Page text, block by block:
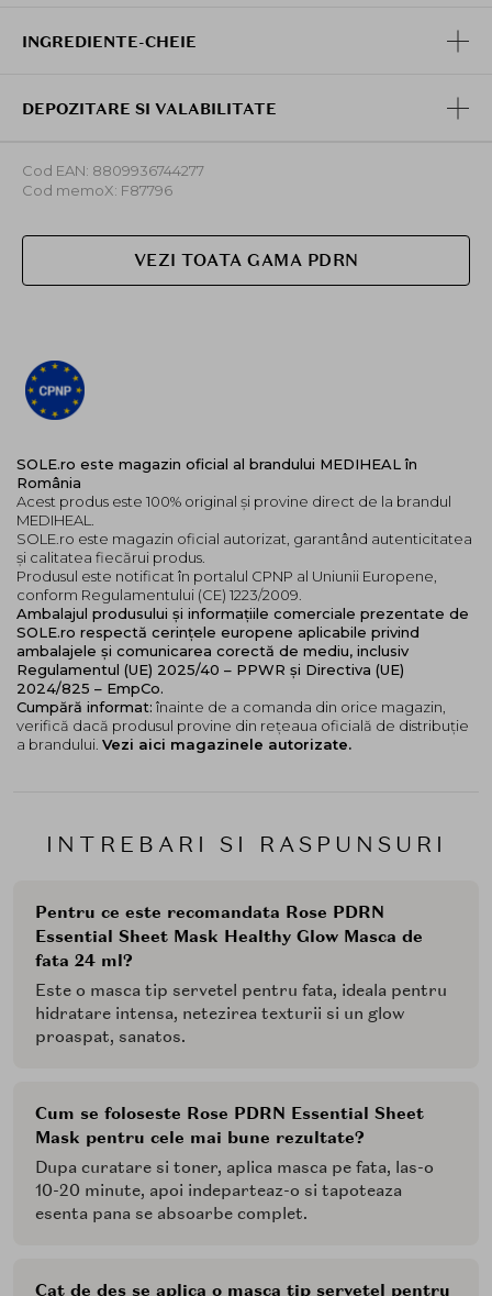
INTREBARI SI RASPUNSURI
Pentru ce este recomandata Rose PDRN
Essential Sheet Mask Healthy Glow Masca de
fata 24 ml?
Este o masca tip servetel pentru fata, ideala pentru
hidratare intensa, netezirea texturii si un glow
proaspat, sanatos.
Cum se foloseste Rose PDRN Essential Sheet
Mask pentru cele mai bune rezultate?
Dupa curatare si toner, aplica masca pe fata, las-o
10-20 minute, apoi indeparteaz-o si tapoteaza
esenta pana se absoarbe complet.
Cat de des se aplica o masca tip servetel pentru
INGREDIENTE-CHEIE
DEPOZITARE SI VALABILITATE
Cod EAN: 8809936744277
Cod memoX: F87796
VEZI TOATA GAMA PDRN
SOLE.ro este magazin oficial al brandului MEDIHEAL în
România
Acest produs este 100% original și provine direct de la brandul
MEDIHEAL.
SOLE.ro este magazin oficial autorizat, garantând autenticitatea
și calitatea fiecărui produs.
Produsul este notificat în portalul CPNP al Uniunii Europene,
conform Regulamentului (CE) 1223/2009.
Ambalajul produsului și informațiile comerciale prezentate de
SOLE.ro respectă cerințele europene aplicabile privind
ambalajele și comunicarea corectă de mediu, inclusiv
Regulamentul (UE) 2025/40 – PPWR și Directiva (UE)
2024/825 – EmpCo.
Cumpără informat: înainte de a comanda din orice magazin,
verifică dacă produsul provine din rețeaua oficială de distribuție
a brandului. Vezi aici magazinele autorizate.